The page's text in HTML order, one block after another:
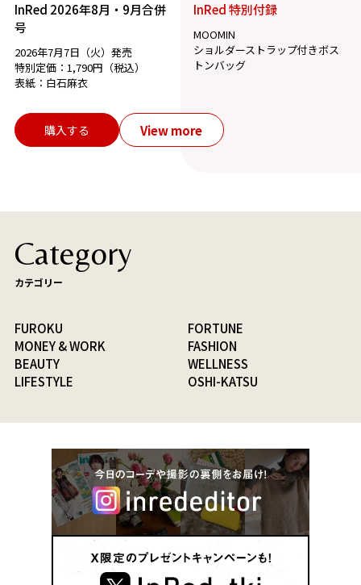
InRed 2026年8月・9月合併
号
2026年7月7日（火）発売
特別定価：1,790円（税込）
表紙：白石麻衣
InRed 特別付録
MOOMIN
ショルダーストラップ付きボス
トンバッグ
購入する View more
Category
カテゴリー
FUROKU
FORTUNE
MONEY & WORK
FASHION
BEAUTY
WELLNESS
LIFESTYLE
OSHI-KATSU